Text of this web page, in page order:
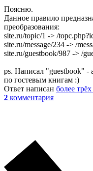
Поясню.
Данное правило
преобразования:
site.ru/topic/1 -> /
site.ru/message/234 -> /
site.ru/guestbook/987 -> /
ps. Написал "guestbook" -
по гостевым книгам :)
Ответ написан более
2 комментария